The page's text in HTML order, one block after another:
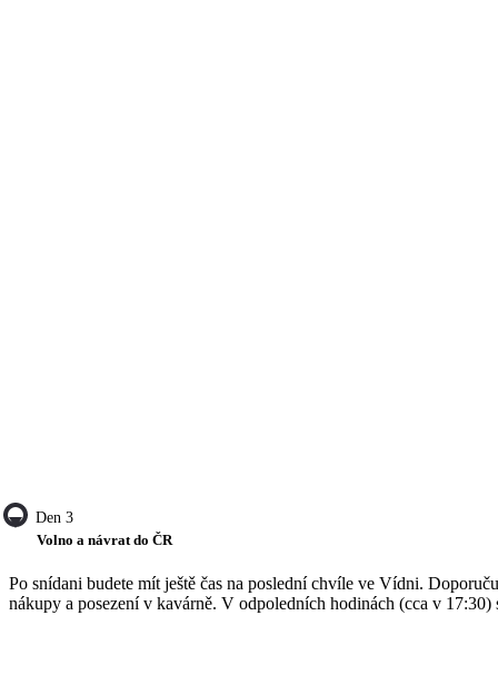
Den 3
Volno a návrat do ČR
Po snídani budete mít ještě čas na poslední chvíle ve Vídni.
nákupy a posezení v kavárně. V odpoledních hodinách (cca v